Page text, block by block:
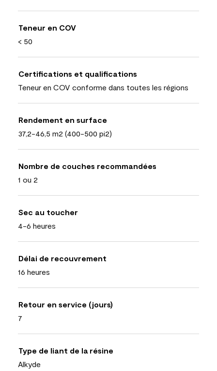
Teneur en COV
< 50
Certifications et qualifications
Teneur en COV conforme dans toutes les régions
Rendement en surface
37,2-46,5 m2 (400-500 pi2)
Nombre de couches recommandées
1 ou 2
Sec au toucher
4-6 heures
Délai de recouvrement
16 heures
Retour en service (jours)
7
Type de liant de la résine
Alkyde